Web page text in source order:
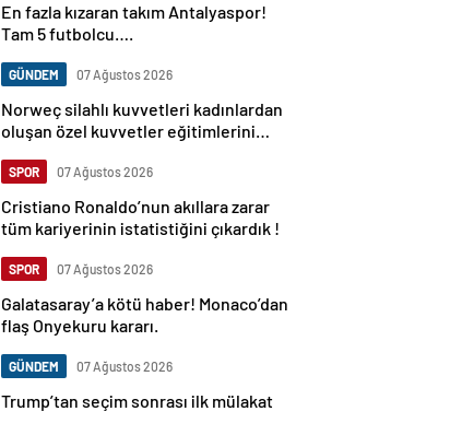
En fazla kızaran takım Antalyaspor!
Tam 5 futbolcu….
GÜNDEM 07 Ağustos 2026
Norweç silahlı kuvvetleri kadınlardan
oluşan özel kuvvetler eğitimlerini
SPOR 07 Ağustos 2026
Cristiano Ronaldo’nun akıllara zarar
tüm kariyerinin istatistiğini çıkardık !
SPOR 07 Ağustos 2026
Galatasaray’a kötü haber! Monaco’dan
flaş Onyekuru kararı.
GÜNDEM 07 Ağustos 2026
Trump’tan seçim sonrası ilk mülakat